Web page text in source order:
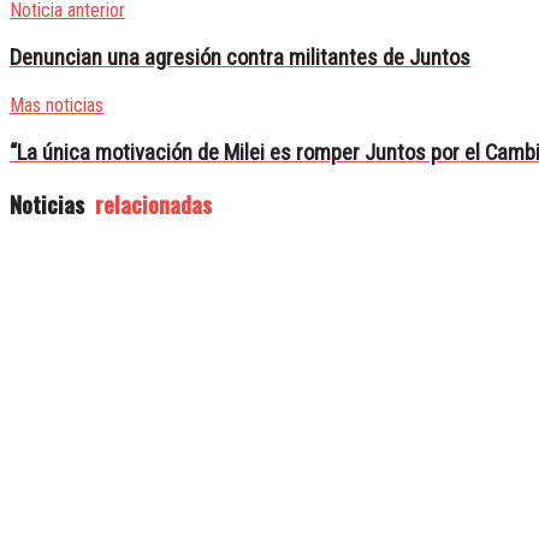
Noticia anterior
Denuncian una agresión contra militantes de Juntos
Mas noticias
“La única motivación de Milei es romper Juntos por el
Noticias relacionadas